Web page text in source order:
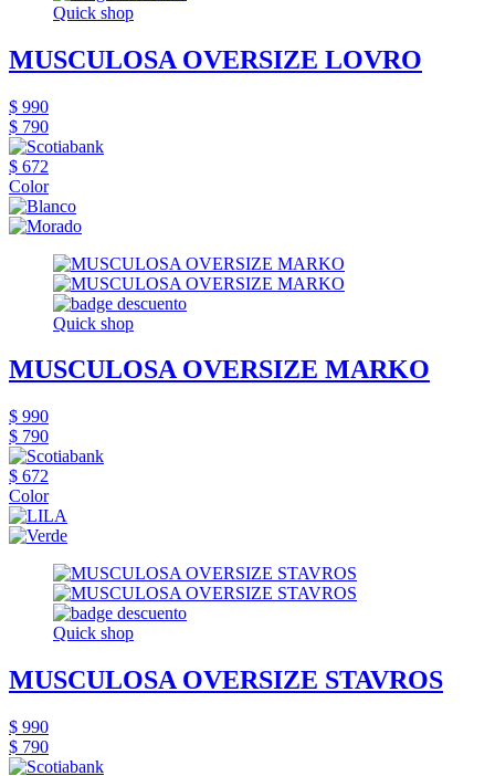
Quick shop
MUSCULOSA OVERSIZE LOVRO
$ 990
$ 790
$ 672
Color
Quick shop
MUSCULOSA OVERSIZE MARKO
$ 990
$ 790
$ 672
Color
Quick shop
MUSCULOSA OVERSIZE STAVROS
$ 990
$ 790